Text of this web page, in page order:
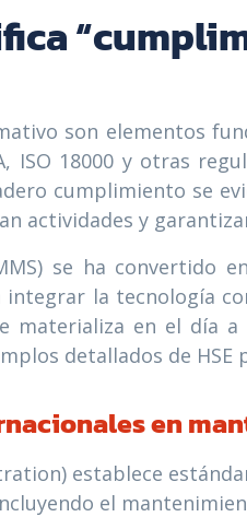
son elementos
ISO 18000 y otras
cumplimiento se
actividades y
se ha convertido
la tecnología
materializa en el día
detallados de
en
establece
el